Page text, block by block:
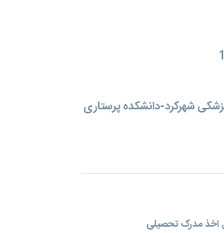
شهرکرد-دانشکده پرستاری
مدرک تحصیلی